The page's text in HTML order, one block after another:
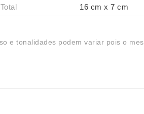
16 cm x 7 cm
e tonalidades podem variar pois o